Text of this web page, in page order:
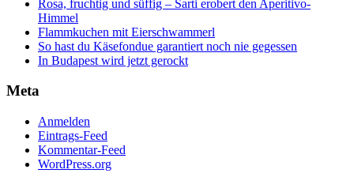
Rosa, fruchtig und süffig – Sarti erobert den Aperitivo-
Himmel
Flammkuchen mit Eierschwammerl
So hast du Käsefondue garantiert noch nie gegessen
In Budapest wird jetzt gerockt
Meta
Anmelden
Eintrags-Feed
Kommentar-Feed
WordPress.org